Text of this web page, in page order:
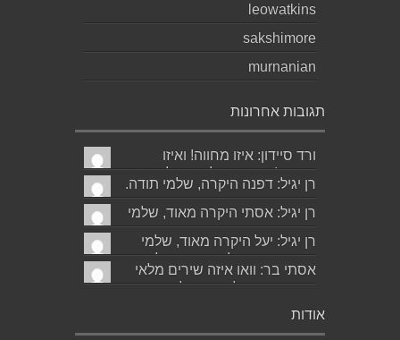
leowatkins
sakshimore
murnanian
תגובות אחרונות
ורד סיידון: איזו מחווה! ואיזו
עברית! יישר כוח לכותב ולאהובתו
:) שבת שלום...
רן יגיל: דפנה היקרה, שלמי תודה.
גד הוא אכן משורר איכותי ביותר.
אמסור...
רן יגיל: אסתי היקרה מאוד, שלמי
תודה. ניכר כי השירים דיברו
לליבך. אמסו...
רן יגיל: יעל היקרה מאוד, שלמי
תודה. אמסור לגד. שבת שלום.
רן...
אסתי בר: וואו איזה שירים מלאי
רגש ותשוקה לאהובה ולאהבה
אודות